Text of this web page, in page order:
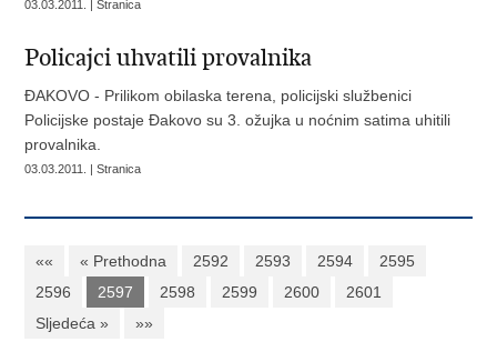
03.03.2011. | Stranica
Policajci uhvatili provalnika
ĐAKOVO - Prilikom obilaska terena, policijski službenici
Policijske postaje Đakovo su 3. ožujka u noćnim satima uhitili
provalnika.
03.03.2011. | Stranica
«« « Prethodna 2592 2593 2594
2595
2596
2597 2598 2599 2600
2601
Sljedeća »
»»